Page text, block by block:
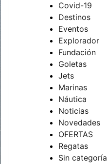
Covid-19
Destinos
Eventos
Explorador
Fundación
Goletas
Jets
Marinas
Náutica
Noticias
Novedades
OFERTAS
Regatas
Sin categoría